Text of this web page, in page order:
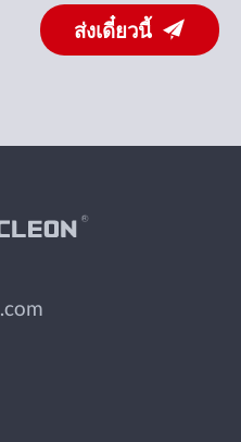
ส่งเดี๋ยวนี้